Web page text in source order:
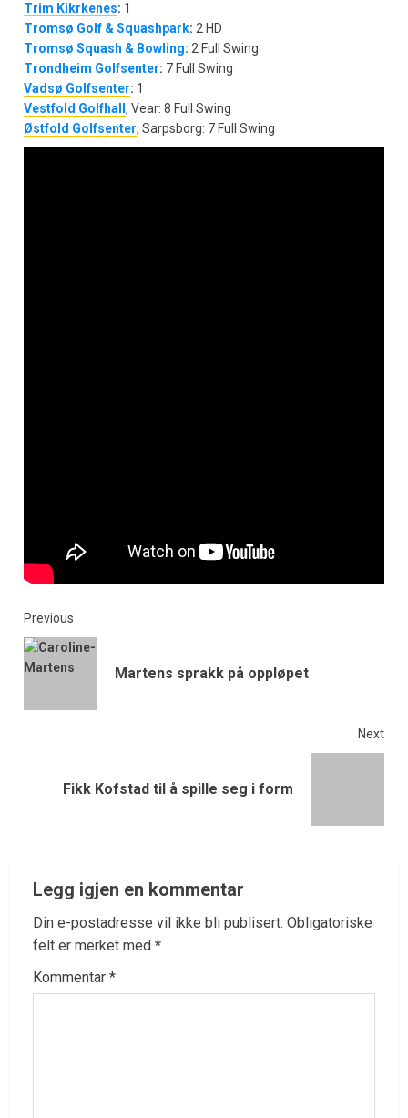
Trim Kikrkenes: 1
Tromsø Golf & Squashpark: 2 HD
Tromsø Squash & Bowling: 2 Full Swing
Trondheim Golfsenter: 7 Full Swing
Vadsø Golfsenter: 1
Vestfold Golfhall , Vear: 8 Full Swing
Østfold Golfsenter, Sarpsborg: 7 Full Swing
Previous
Martens sprakk på oppløpet
Next
Fikk Kofstad til å spille seg i form
Legg igjen en kommentar
Din e-postadresse vil ikke bli publisert. Obligatoriske
felt er merket med *
Kommentar *